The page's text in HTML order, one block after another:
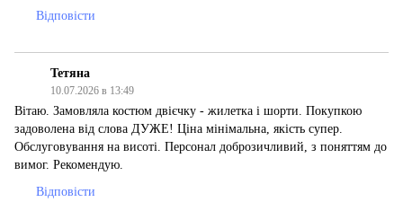
Відповісти
Тетяна
10.07.2026 в 13:49
Вітаю. Замовляла костюм двієчку - жилетка і шорти. Покупкою
задоволена від слова ДУЖЕ! Ціна мінімальна, якість супер.
Обслуговування на висоті. Персонал доброзичливий, з поняттям до
вимог. Рекомендую.
Відповісти